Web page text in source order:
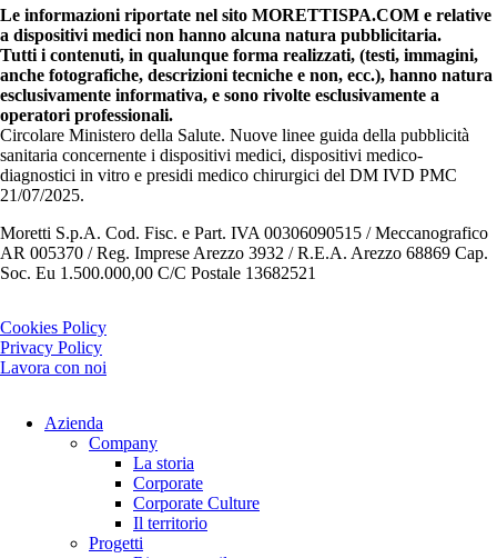
Le informazioni riportate nel sito MORETTISPA.COM e relative
a dispositivi medici non hanno alcuna natura pubblicitaria.
Tutti i contenuti, in qualunque forma realizzati, (testi, immagini,
anche fotografiche, descrizioni tecniche e non, ecc.), hanno natura
esclusivamente informativa, e sono rivolte esclusivamente a
operatori professionali.
Circolare Ministero della Salute. Nuove linee guida della pubblicità
sanitaria concernente i dispositivi medici, dispositivi medico-
diagnostici in vitro e presidi medico chirurgici del DM IVD PMC
21/07/2025.
Moretti S.p.A. Cod. Fisc. e Part. IVA 00306090515 / Meccanografico
AR 005370 / Reg. Imprese Arezzo 3932 / R.E.A. Arezzo 68869 Cap.
Soc. Eu 1.500.000,00 C/C Postale 13682521
Cookies Policy
Privacy Policy
Lavora con noi
Azienda
Company
La storia
Corporate
Corporate Culture
Il territorio
Progetti